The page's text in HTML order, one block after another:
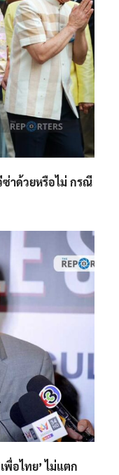
าด้วยหรือไม่ กรณี
พื่อไทย’ ไม่แตก